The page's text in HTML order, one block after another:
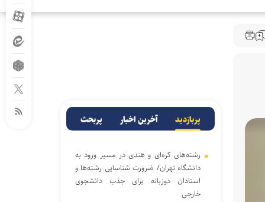
پربازدید آخرین اخبار پربحث
رشته‌های کره‌ای و هندی در مسیر ورود به
دانشگاه تهران/ ضرورت شناسایی رشته‌ها و
استادان دوزبانه برای جذب دانشجوی
خارجی